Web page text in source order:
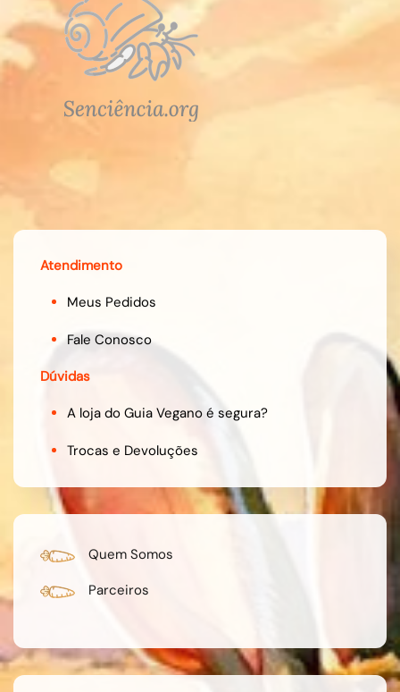
Atendimento
Meus Pedidos
Fale Conosco
Dúvidas
A loja do Guia Vegano é segura?
Trocas e Devoluções
Quem Somos
Parceiros